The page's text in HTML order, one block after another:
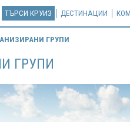
ТЪРСИ КРУИЗ ДЕСТИНАЦИИ
ГРУПИ
ГРУПИ